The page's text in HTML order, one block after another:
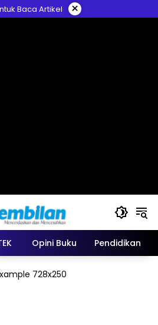
Baca Artikel ×
Opini Buku Pendidikan